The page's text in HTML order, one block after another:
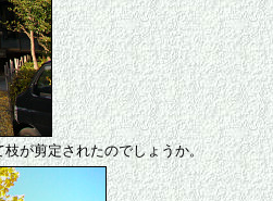
が剪定されたのでしょうか。